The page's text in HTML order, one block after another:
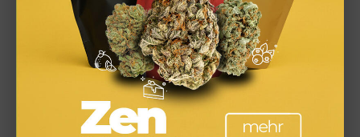
im Großhandel rund 80 bis 120 Euro pro Meter — bei
doppelter Lage in Schulter, Revers und Brustpartie
steckt allein im Innenleben dieses Anzugs ein
Materialwert, der die komplette Verkaufsspanne eines
Konfektions-Blazers übersteigt. Der Look funktioniert
Herrenmodeebenso wie als Damenstatement